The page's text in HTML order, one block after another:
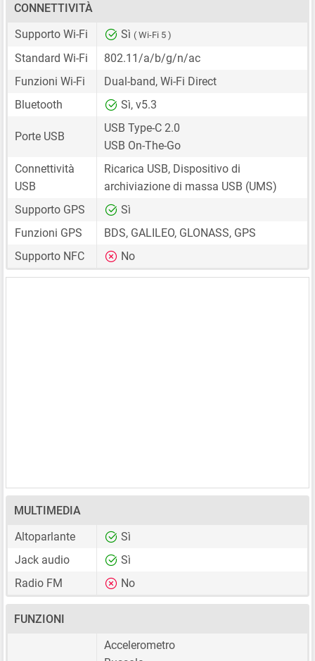
CONNETTIVITÀ
Supporto Wi-Fi
Sì ( Wi-Fi 5 )
Standard Wi-Fi
802.11/a/b/g/n/ac
Funzioni Wi-Fi
Dual-band, Wi-Fi Direct
Bluetooth
Sì, v5.3
Porte USB
USB Type-C 2.0
USB On-The-Go
Connettività
USB
Ricarica USB, Dispositivo di
archiviazione di massa USB (UMS)
Supporto GPS
Sì
Funzioni GPS
BDS, GALILEO, GLONASS, GPS
Supporto NFC
No
MULTIMEDIA
Altoparlante
Sì
Jack audio
Sì
Radio FM
No
FUNZIONI
Accelerometro